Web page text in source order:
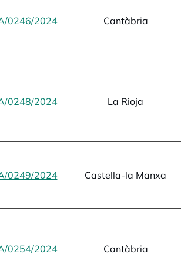
0246/2024opens in a new tab
Cantàbria
0248/2024opens in a new tab
La Rioja
0249/2024opens in a new tab
Castella-la Manxa
0254/2024opens in a new tab
Cantàbria